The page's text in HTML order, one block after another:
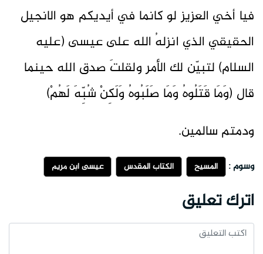
فيا أخي العزيز لو كانما في أيديكم هو الانجيل
الحقيقي الذي انزلهُ الله على عيسى (عليه
السلام) لتبيّن لك الأمر ولقلتَ صدق الله حينما
قال (وَمَا قَتَلُوهُ وَمَا صَلَبُوهُ وَلَكِنْ شُبِّهَ لَهُمْ)
ودمتم سالمين.
وسوم : المسيح الكتاب المقدس عيسى ابن مريم
اترك تعليق